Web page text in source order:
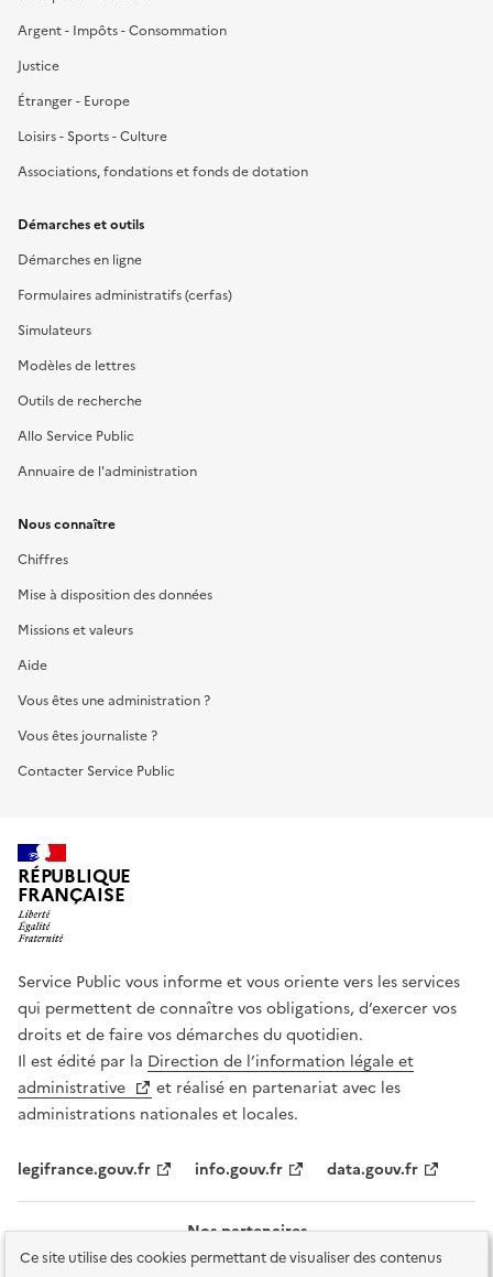
Ce site utilise des cookies permettant de visualiser des contenus
Argent - Impôts - Consommation
Justice
Étranger - Europe
Loisirs - Sports - Culture
Associations, fondations et fonds de dotation
Démarches et outils
Démarches en ligne
Formulaires administratifs (cerfas)
Simulateurs
Modèles de lettres
Outils de recherche
Allo Service Public
Annuaire de l'administration
Nous connaître
Chiffres
Mise à disposition des données
Missions et valeurs
Aide
Vous êtes une administration ?
Vous êtes journaliste ?
Contacter Service Public
RÉPUBLIQUE
FRANÇAISE
Service Public vous informe et vous oriente vers les services
qui permettent de connaître vos obligations, d’exercer vos
droits et de faire vos démarches du quotidien.
Il est édité par la Direction de l’information légale et
administrative
et réalisé en partenariat avec les
administrations nationales et locales.
legifrance.gouv.fr info.gouv.fr data.gouv.fr
Nos partenaires